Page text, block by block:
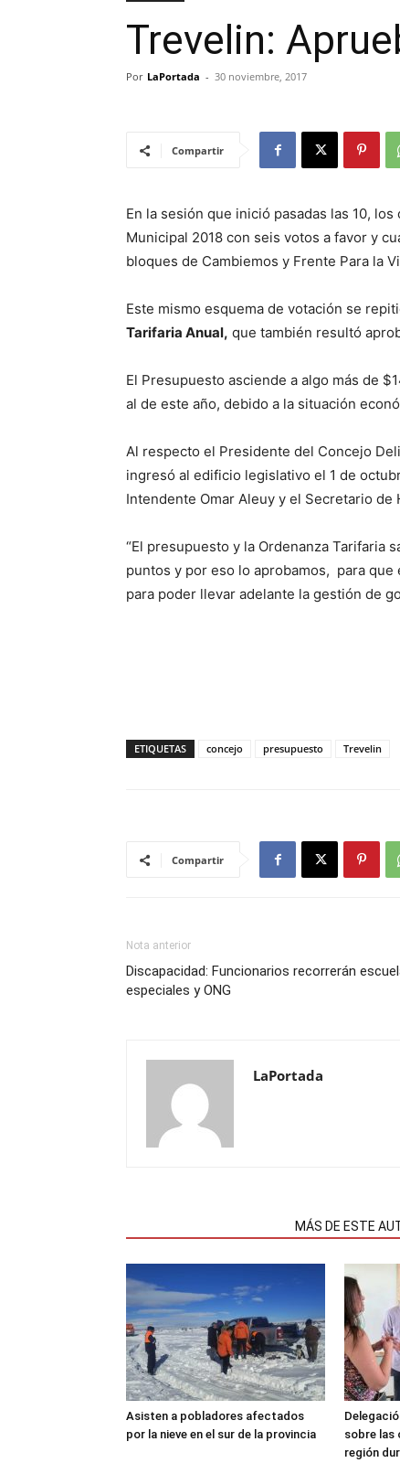
Trevelin:
Por LaPortada - 30 noviembre, 2017
Compartir
En la sesión que inició pasadas las 10,
Municipal 2018 con seis votos a favor y
bloques de Cambiemos y Frente Para la
Este mismo esquema de votación se
Tarifaria Anual, que también resultó
El Presupuesto asciende a algo más de
al de este año, debido a la situación
Al respecto el Presidente del Concejo
ingresó al edificio legislativo el 1 de
Intendente Omar Aleuy y el Secretario de
“El presupuesto y la Ordenanza Tarifaria
puntos y por eso lo aprobamos, para
para poder llevar adelante la gestión de
ETIQUETAS concejo presupuesto Trevelin
Compartir
Nota anterior
Discapacidad: Funcionarios recorrerán
especiales y ONG
LaPortada
MÁS DE ESTE
Asisten a pobladores afectados
por la nieve en el sur de la provincia
sobre las
región